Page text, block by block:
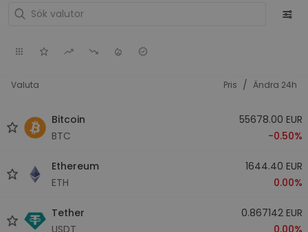
Valuta Pris / Ändra 24h
Bitcoin
BTC
55678.00 EUR
-0.50%
Ethereum
ETH
1644.40 EUR
0.00%
Tether
USDT
0.867142 EUR
0.00%